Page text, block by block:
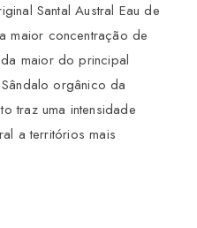
Santal Austral Eau de
maior concentração de
maior do principal
orgânico da
traz uma intensidade
a territórios mais